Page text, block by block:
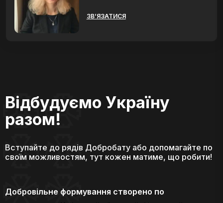
ЗВ’ЯЗАТИСЯ
Відбудуємо Україну
разом!
Вступайте до рядів Добробату або допомагайте по
своїм можливостям, тут кожен матиме, що робити!
Добровільне формування створено по